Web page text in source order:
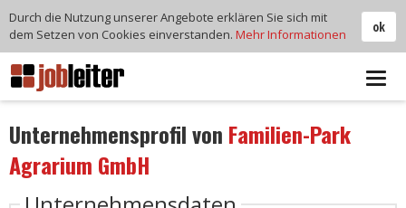
Unternehmensprofil von Familien-Park
Agrarium GmbH
ok
Durch die Nutzung unserer Angebote erklären Sie sich mit
dem Setzen von Cookies einverstanden. Mehr Informationen